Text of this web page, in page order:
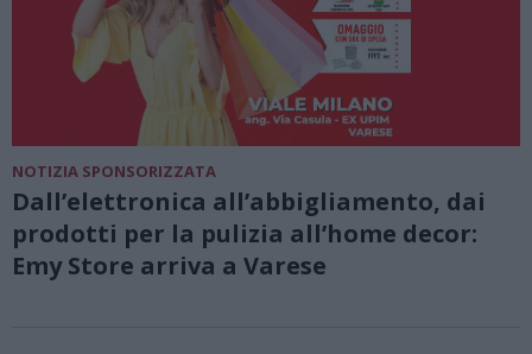
NOTIZIA SPONSORIZZATA
Dall’elettronica all’abbigliamento, dai
prodotti per la pulizia all’home decor:
Emy Store arriva a Varese